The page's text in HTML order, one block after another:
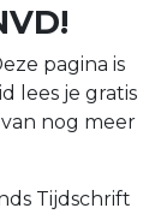
pagina is
lees je gratis
nog meer
Tijdschrift